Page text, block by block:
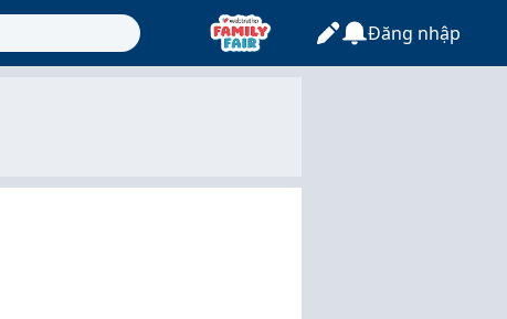
Đăng nhập